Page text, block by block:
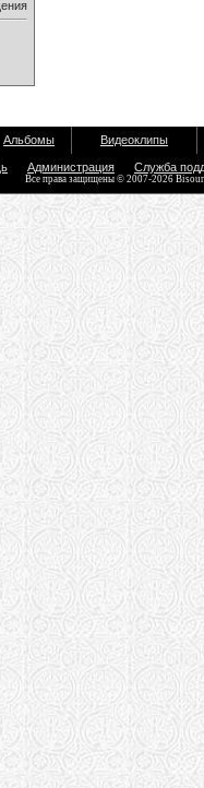
Альбомы Видеоклипы
Администрация Служба
Все права защищены © 2007-2026